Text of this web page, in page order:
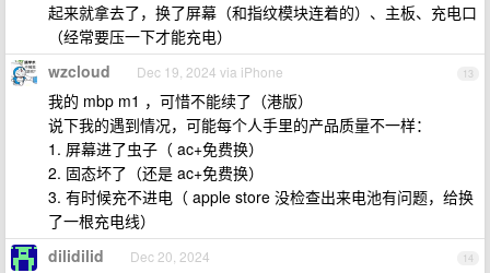
起来就拿去了，换了屏幕（和指纹模块连着的）、主板、充电口
（经常要压一下才能充电）
13
wzcloud Dec 19, 2024 via iPhone
我的 mbp m1 ，可惜不能续了（港版）
说下我的遇到情况，可能每个人手里的产品质量不一样：
1. 屏幕进了虫子（ ac+免费换）
2. 固态坏了（还是 ac+免费换）
3. 有时候充不进电（ apple store 没检查出来电池有问题，给换
了一根充电线）
14
dilidilid Dec 20, 2024